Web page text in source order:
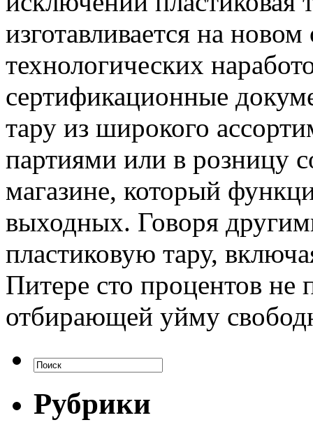
изготавливается на
технологических
сертификационные
тару из широкого
партиями или в розницу
магазине, который
выходных. Говоря
пластиковую тару,
Питере сто процентов не
отбирающей уйму
Рубрики